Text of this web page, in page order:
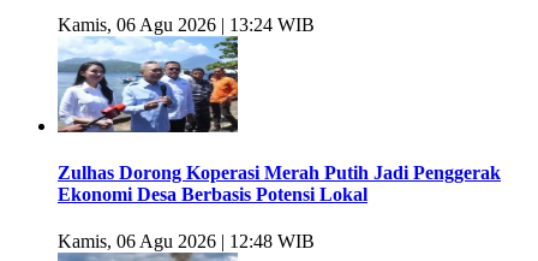
Kamis, 06 Agu 2026 | 13:24 WIB
Zulhas Dorong Koperasi Merah Putih Jadi Penggerak
Ekonomi Desa Berbasis Potensi Lokal
Kamis, 06 Agu 2026 | 12:48 WIB